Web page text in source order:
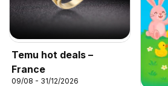
Temu hot deals –
France
09/08 - 31/12/2026